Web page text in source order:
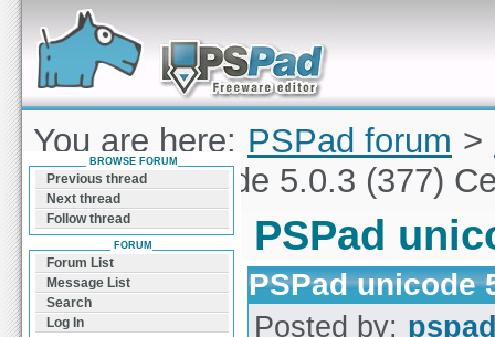
Forum can help you solve problems and quickly
find a solution with PSPad for Microsoft
Windows
You are here: PSPad forum >
PSPad unicode 5.0.3 (377)
PSPad
PSPad unicode
Posted by:
BROWSE FORUM
Previous thread
Next thread
Follow thread
FORUM
Forum List
Message List
Search
Log In